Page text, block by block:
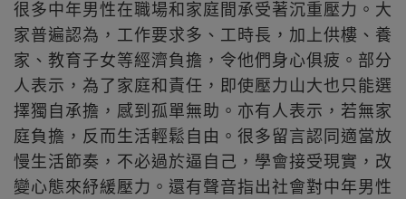
很多中年男性在職場和家庭間承受著沉重壓力。大
家普遍認為，工作要求多、工時長，加上供樓、養
家、教育子女等經濟負擔，令他們身心俱疲。部分
人表示，為了家庭和責任，即使壓力山大也只能選
擇獨自承擔，感到孤單無助。亦有人表示，若無家
庭負擔，反而生活輕鬆自由。很多留言認同適當放
慢生活節奏，不必過於逼自己，學會接受現實，改
變心態來紓緩壓力。還有聲音指出社會對中年男性